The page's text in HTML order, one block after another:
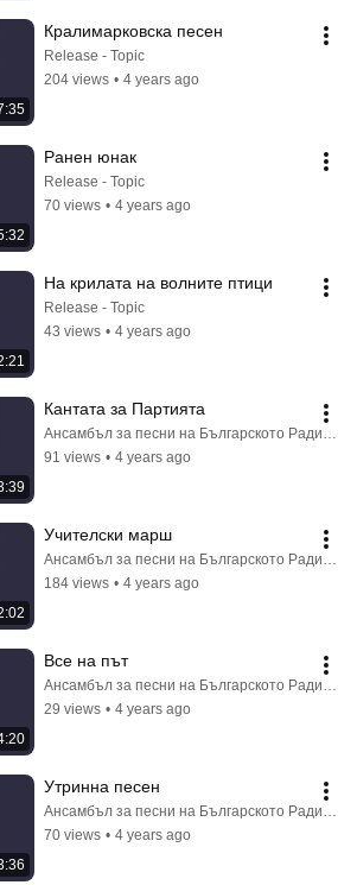
Кралимарковска песен
Release - Topic
204 views • 4 years ago
Ранен юнак
Release - Topic
70 views • 4 years ago
На крилата на волните птици
Release - Topic
43 views • 4 years ago
Кантата за Партията
Ансамбъл за песни на Българското Радио и Телевизия - Topic
91 views • 4 years ago
Учителски марш
Ансамбъл за песни на Българското Радио и Телевизия - Topic
184 views • 4 years ago
Все на път
Ансамбъл за песни на Българското Радио и Телевизия - Topic
29 views • 4 years ago
Утринна песен
Ансамбъл за песни на Българското Радио и Телевизия - Topic
70 views • 4 years ago